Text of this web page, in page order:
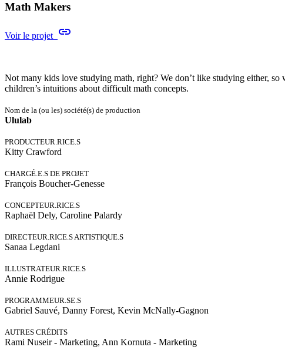
Math Makers
Voir le projet link
Not many kids love studying math, right? We don’t like studying either,
children’s intuitions about difficult math concepts.
Nom de la (ou les) société(s) de production
Ululab
PRODUCTEUR.RICE.S
Kitty Crawford
CHARGÉ.E.S DE PROJET
François Boucher-Genesse
CONCEPTEUR.RICE.S
Raphaël Dely, Caroline Palardy
DIRECTEUR.RICE.S ARTISTIQUE.S
Sanaa Legdani
ILLUSTRATEUR.RICE.S
Annie Rodrigue
PROGRAMMEUR.SE.S
Gabriel Sauvé, Danny Forest, Kevin McNally-Gagnon
AUTRES CRÉDITS
Rami Nuseir - Marketing, Ann Kornuta - Marketing